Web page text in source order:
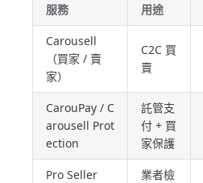
服務 用途
Carousell
（買家 / 賣
家）
C2C 買
賣
CarouPay / C
arousell Prot
ection
託管支
付 + 買
家保護
Pro Seller
業者檢